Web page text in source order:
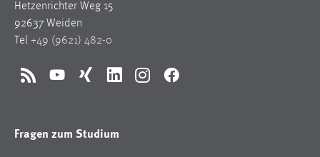
Hetzenrichter Weg 15
92637 Weiden
Tel +49 (9621) 482-0
RSS YouTubeXing LinkedInInstagramFacebook
Fragen zum Studium